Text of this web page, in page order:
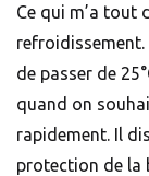
Ce qui m’a tout
refroidissement.
de passer de
quand on
rapidement. Il
protection de la